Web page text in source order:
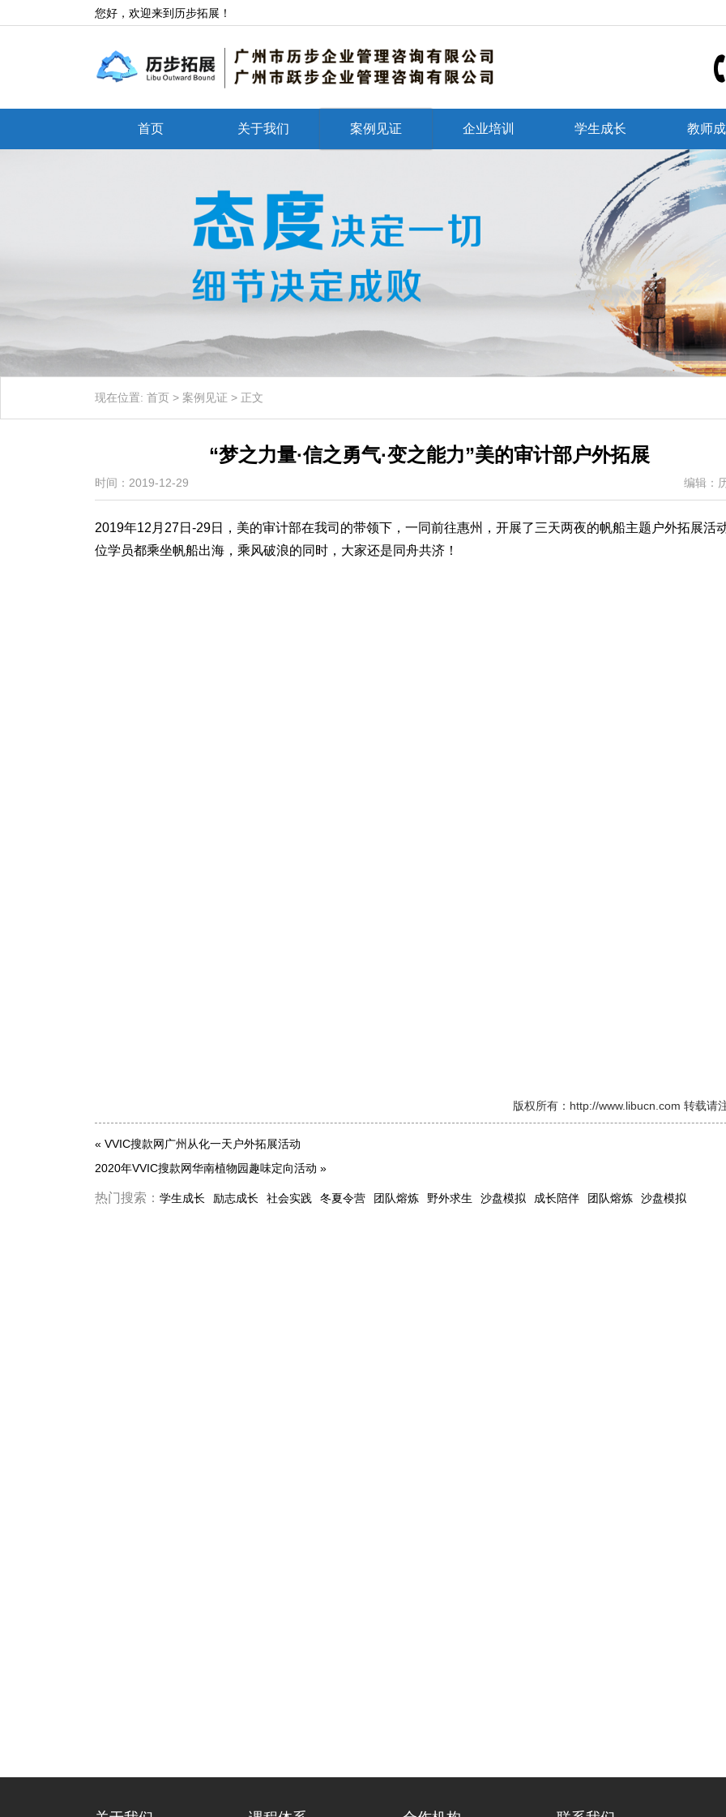
您好，欢迎来到历步拓展！
首页 关于我们 案例见证 企业培训 学生成长 教师
现在位置: 首页 > 案例见证 > 正文
“梦之力量·信之勇气·变之能力”美的审计部户外拓展
时间：2019-12-29 编辑：
2019年12月27日-29日，美的审计部在我司的带领下，一同前往惠州，开展了三天两夜的帆船主题户外拓展活
位学员都乘坐帆船出海，乘风破浪的同时，大家还是同舟共济！
版权所有：http://www.libucn.com 转载请
« VVIC搜款网广州从化一天户外拓展活动
2020年VVIC搜款网华南植物园趣味定向活动 »
热门搜索： 学生成长 励志成长 社会实践 冬夏令营 团队熔炼 野外求生 沙盘模拟 成长陪伴 团队熔炼 沙盘模拟